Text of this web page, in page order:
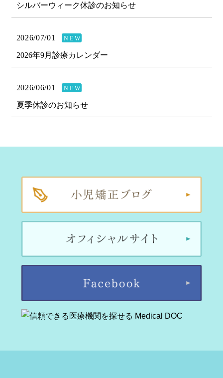
シルバーウィーク休診のお知らせ
2026/07/01 NEW
2026年9月診療カレンダー
2026/06/01 NEW
夏季休診のお知らせ